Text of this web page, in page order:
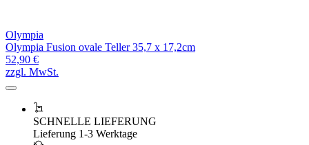
Olympia
Olympia Fusion ovale Teller 35,7 x 17,2cm
52,90 €
zzgl. MwSt.
SCHNELLE LIEFERUNG
Lieferung 1-3 Werktage